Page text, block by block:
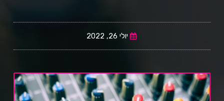
יולי 26, 2022